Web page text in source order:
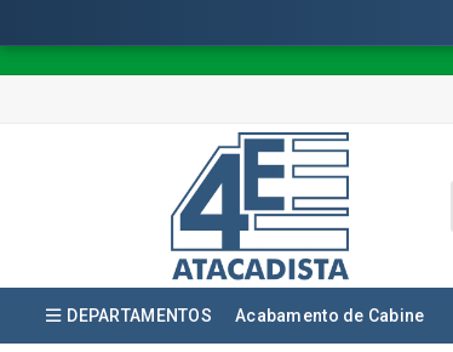
DEPARTAMENTOS Acabamento de Cabine